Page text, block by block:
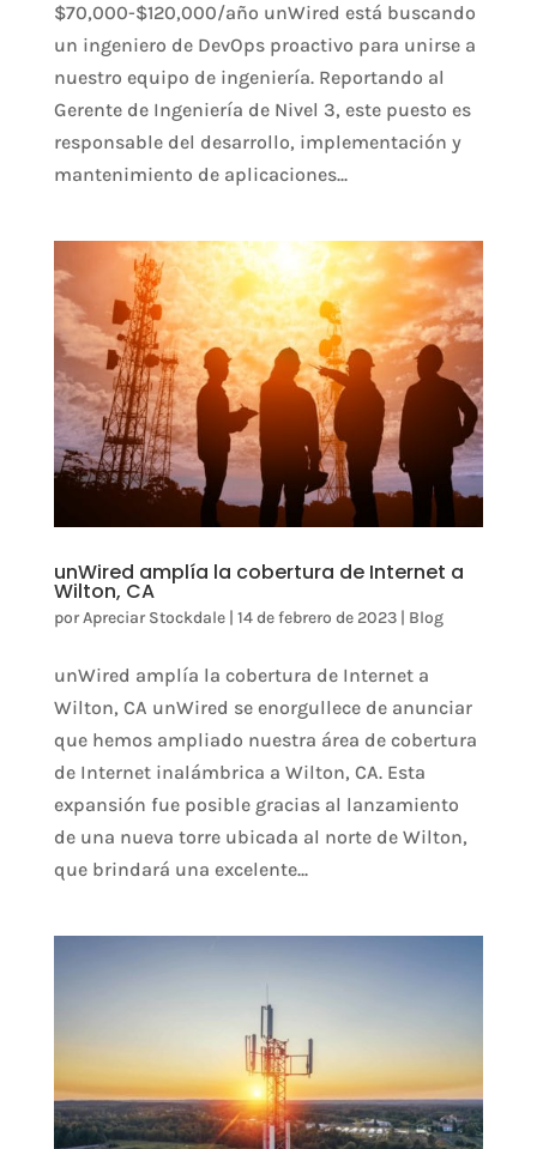
$70,000-$120,000/año unWired está buscando
un ingeniero de DevOps proactivo para unirse a
nuestro equipo de ingeniería. Reportando al
Gerente de Ingeniería de Nivel 3, este puesto es
responsable del desarrollo, implementación y
mantenimiento de aplicaciones...
unWired amplía la cobertura de Internet a
Wilton, CA
porApreciar Stockdale| 14 de febrero de 2023| Blog
unWired amplía la cobertura de Internet a
Wilton, CA unWired se enorgullece de anunciar
que hemos ampliado nuestra área de cobertura
de Internet inalámbrica a Wilton, CA. Esta
expansión fue posible gracias al lanzamiento
de una nueva torre ubicada al norte de Wilton,
que brindará una excelente...